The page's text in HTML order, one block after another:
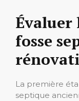
Évaluer
fosse
La première
septique